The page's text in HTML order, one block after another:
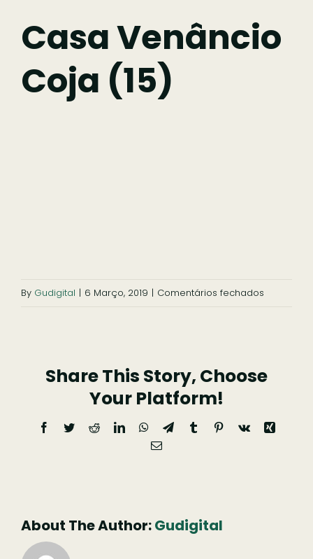
Fazer
Casa Venâncio
Coja (15)
By Gudigital | 6 Março, 2019 | Comentários fechados
(15)
Share This Story, Choose
Your Platform!
Facebook
TwitterRedditLinkedInWhatsApp
TelegramTumblrPinterest
Vk
Xing
Email
About The Author:Gudigital